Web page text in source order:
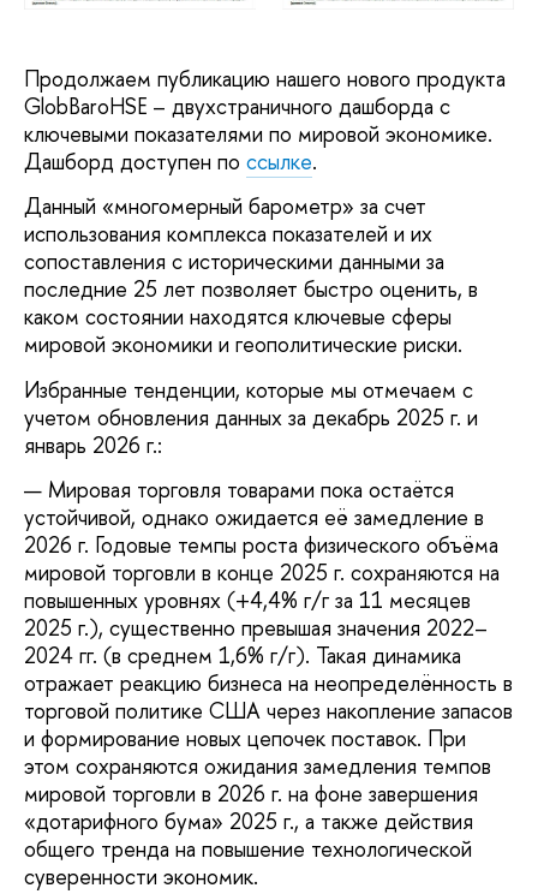
Продолжаем публикацию нашего нового продукта
GlobBaroHSE – двухстраничного дашборда с
ключевыми показателями по мировой экономике.
Дашборд доступен по ссылке.
Данный «многомерный барометр» за счет
использования комплекса показателей и их
сопоставления с историческими данными за
последние 25 лет позволяет быстро оценить, в
каком состоянии находятся ключевые сферы
мировой экономики и геополитические риски.
Избранные тенденции, которые мы отмечаем с
учетом обновления данных за декабрь 2025 г. и
январь 2026 г.:
Мировая торговля товарами пока остаётся
устойчивой, однако ожидается её замедление в
2026 г. Годовые темпы роста физического объёма
мировой торговли в конце 2025 г. сохраняются на
повышенных уровнях (+4,4% г/г за 11 месяцев
2025 г.), существенно превышая значения 2022–
2024 гг. (в среднем 1,6% г/г). Такая динамика
отражает реакцию бизнеса на неопределённость в
торговой политике США через накопление запасов
и формирование новых цепочек поставок. При
этом сохраняются ожидания замедления темпов
мировой торговли в 2026 г. на фоне завершения
«дотарифного бума» 2025 г., а также действия
общего тренда на повышение технологической
суверенности экономик.